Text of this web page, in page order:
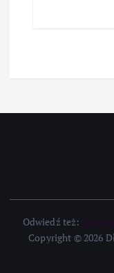
Odwiedź też:
Copyright © 2026